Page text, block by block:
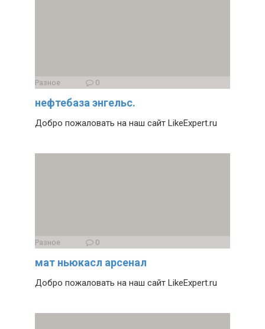
Разное 0
нефтебаза энгельс.
Добро пожаловать на наш сайт LikeExpert.ru
Разное 0
мат ньюкасл арсенал
Добро пожаловать на наш сайт LikeExpert.ru